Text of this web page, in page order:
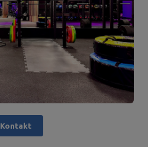
Kontakt